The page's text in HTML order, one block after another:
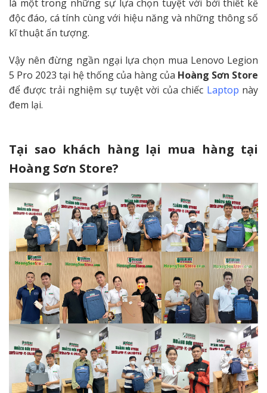
là một trong những sự lựa chọn tuyệt vời bởi thiết kế
độc đáo, cá tính cùng với hiệu năng và những thông số
kĩ thuật ấn tượng.
Vậy nên đừng ngần ngại lựa chọn mua Lenovo Legion
5 Pro 2023 tại hệ thống của hàng của Hoàng Sơn Store
để được trải nghiệm sự tuyệt vời của chiếc Laptop này
đem lại.
Tại sao khách hàng lại mua hàng tại
Hoàng Sơn Store?